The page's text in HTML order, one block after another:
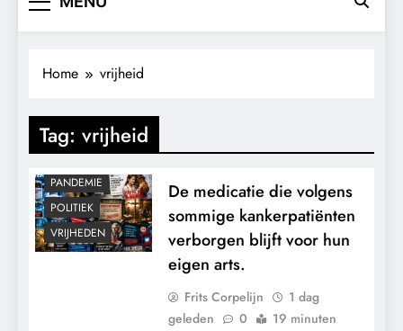
Home vrijheid
Tag: vrijheid
CONTROLE
MACHT
MEDISCH
PANDEMIE
POLITIEK
VRIJHEDEN
De medicatie die volgens
sommige kankerpatiënten
verborgen blijft voor hun
eigen arts.
Frits Corpelijn
1 dag
geleden
0 19 minuten